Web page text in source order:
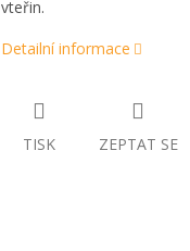
vteřin.
Detailní informace
TISK ZEPTAT SE